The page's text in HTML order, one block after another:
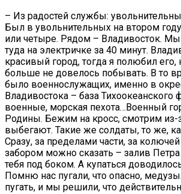
– Из радостей службы:
Был в увольнительных на втором
или четыре. Рядом – Владивосток. Мы
туда на электричке за 40 минут.
красивый город, тогда я полюбил
больше не довелось побывать. В то
было военнослужащих, именно в
Владивостока – база Тихоокеанского
военные, морская пехота…Военный
Родины. Бежим на кросс, смотрим из-
выбегают. Такие же солдаты, то же,
Сразу, за пределами части, за
забором можно сказать – залив
тебя под боком. А купаться
Помню нас пугали, что опасно,
пугать, и мы решили, что